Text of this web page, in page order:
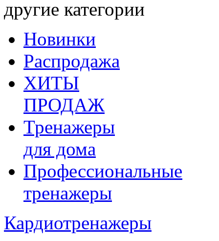
другие категории
Новинки
Распродажа
ХИТЫ
ПРОДАЖ
Тренажеры
для дома
Профессиональные
тренажеры
Кардиотренажеры